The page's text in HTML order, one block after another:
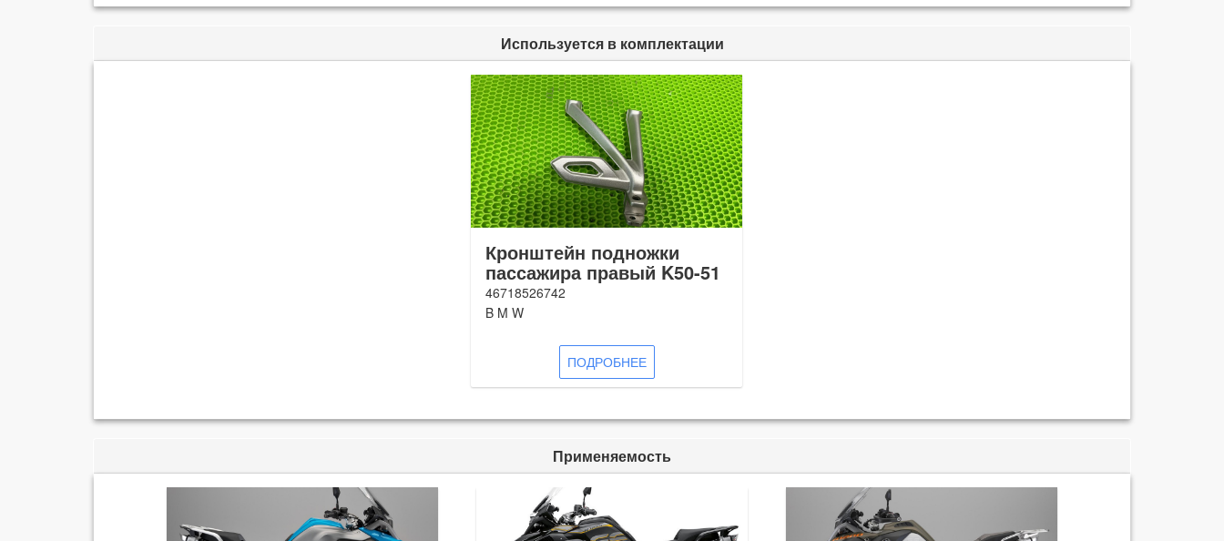
Используется в комплектации
Кронштейн подножки
пассажира правый K50-51
46718526742
B M W
ПОДРОБНЕЕ
Применяемость